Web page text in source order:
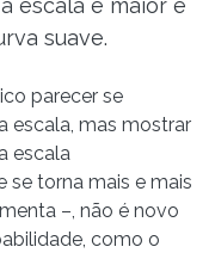
escala é maior e
suave.
parecer se
escala, mas mostrar
escala
torna mais e mais
–, não é novo
como o